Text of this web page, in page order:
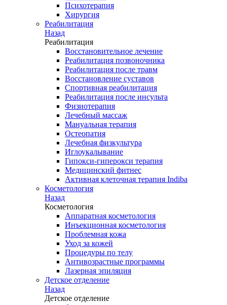
Психотерапия
Хирургия
Реабилитация
Назад
Реабилитация
Восстановительное лечение
Реабилитация позвоночника
Реабилитация после травм
Восстановление суставов
Спортивная реабилитация
Реабилитация после инсульта
Физиотерапия
Лечебный массаж
Мануальная терапия
Остеопатия
Лечебная физкультура
Иглоукалывание
Гипокси-гиперокси терапия
Медицинский фитнес
Активная клеточная терапия Indiba
Косметология
Назад
Косметология
Аппаратная косметология
Инъекционная косметология
Проблемная кожа
Уход за кожей
Процедуры по телу
Антивозрастные программы
Лазерная эпиляция
Детское отделение
Назад
Детское отделение